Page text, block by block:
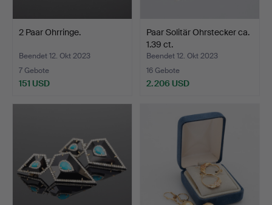
2 Paar Ohrringe.
Beendet 12. Okt 2023
7 Gebote
151 USD
Paar Solitär Ohrstecker ca.
1.39 ct.
Beendet 12. Okt 2023
16 Gebote
2.206 USD